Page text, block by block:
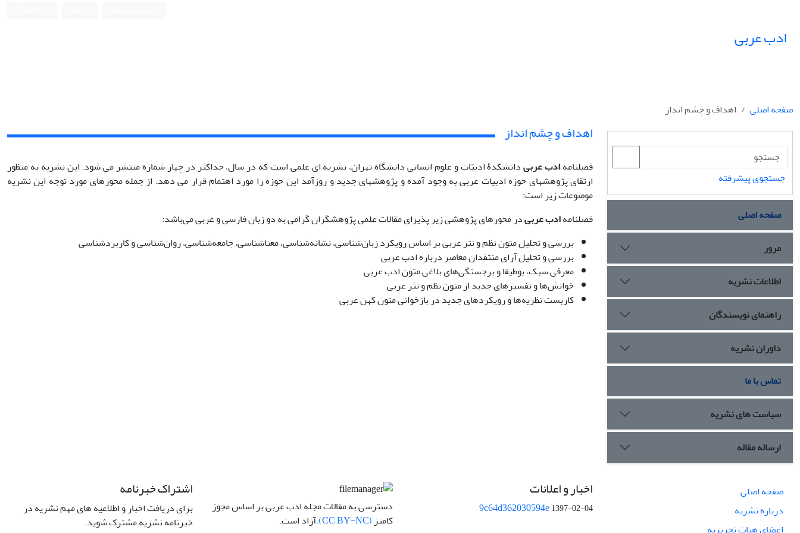
ادب عربی
صفحه اصلی اهداف و چشم انداز
جستجوی پیشرفته
صفحه اصلی
مرور
اطلاعات نشریه
راهنمای نویسندگان
داوران نشریه
تماس با ما
سیاست های نشریه
ارساله مقاله
اهداف و چشم انداز
فصلنامهادب عربیدانشکدۀ ادبیّات و علوم انسانی دانشگاه تهران، نشریه ای علمی است که در سال، حداکثر در چهار شماره منتشر می شود. این نشریه به منظور
ارتقای پژوهشهای حوزه ادبیات عربی به وجود آمده و پژوهشهای جدید و روزآمد این حوزه را مورد اهتمام قرار می دهد. از جمله محورهای مورد توجه این نشریه
موضوعات زیر است:
فصلنامهادب عربیدر محورهای پژوهشی زیر پذیرای مقالات علمی پژوهشگران گرامی به دو زبان فارسی و عربی می‌باشد:
بررسی و تحلیل متون نظم و نثر عربی بر اساس رویکرد زبان‌شناسی، نشانه‌شناسی، معناشناسی، جامعه‌شناسی، روان‌شناسی و کاربرد‌شناسی
بررسی و تحلیل آرای منتقدان معاصر درباره ادب عربی
معرفی سبک، بوطیقا و برجستگی‌های بلاغی متون ادب عربی
خوانش‌ها و تفسیرهای جدید از متون نظم و نثر عربی
کاربست نظریه‌ها و رویکردهای جدید در بازخوانی متون کهن عربی
صفحه اصلی
درباره نشریه
اعضای هیات تحریریه
اخبار و اعلانات
9c64d362030594e1397-02-04
دسترسی به مقالات مجله ادب عربی بر اساس مجوز
کامنز(CC BY-NC). آزاد است.
اشتراک خبرنامه
برای دریافت اخبار و اطلاعیه های مهم نشریه در
خبرنامه نشریه مشترک شوید.